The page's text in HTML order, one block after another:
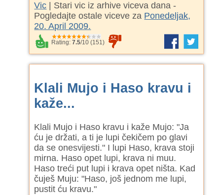
Vic | Stari vic iz arhive viceva dana -
Pogledajte ostale viceve za Ponedeljak,
20. April 2009.
Rating:7.5/10 (151)
Klali Mujo i Haso kravu i
kaže...
Klali Mujo i Haso kravu i kaže Mujo: "Ja
ću je držati, a ti je lupi čekičem po glavi
da se onesvijesti." I lupi Haso, krava stoji
mirna. Haso opet lupi, krava ni muu.
Haso treći put lupi i krava opet ništa. Kad
čuješ Muju: "Haso, još jednom me lupi,
pustit ću kravu."